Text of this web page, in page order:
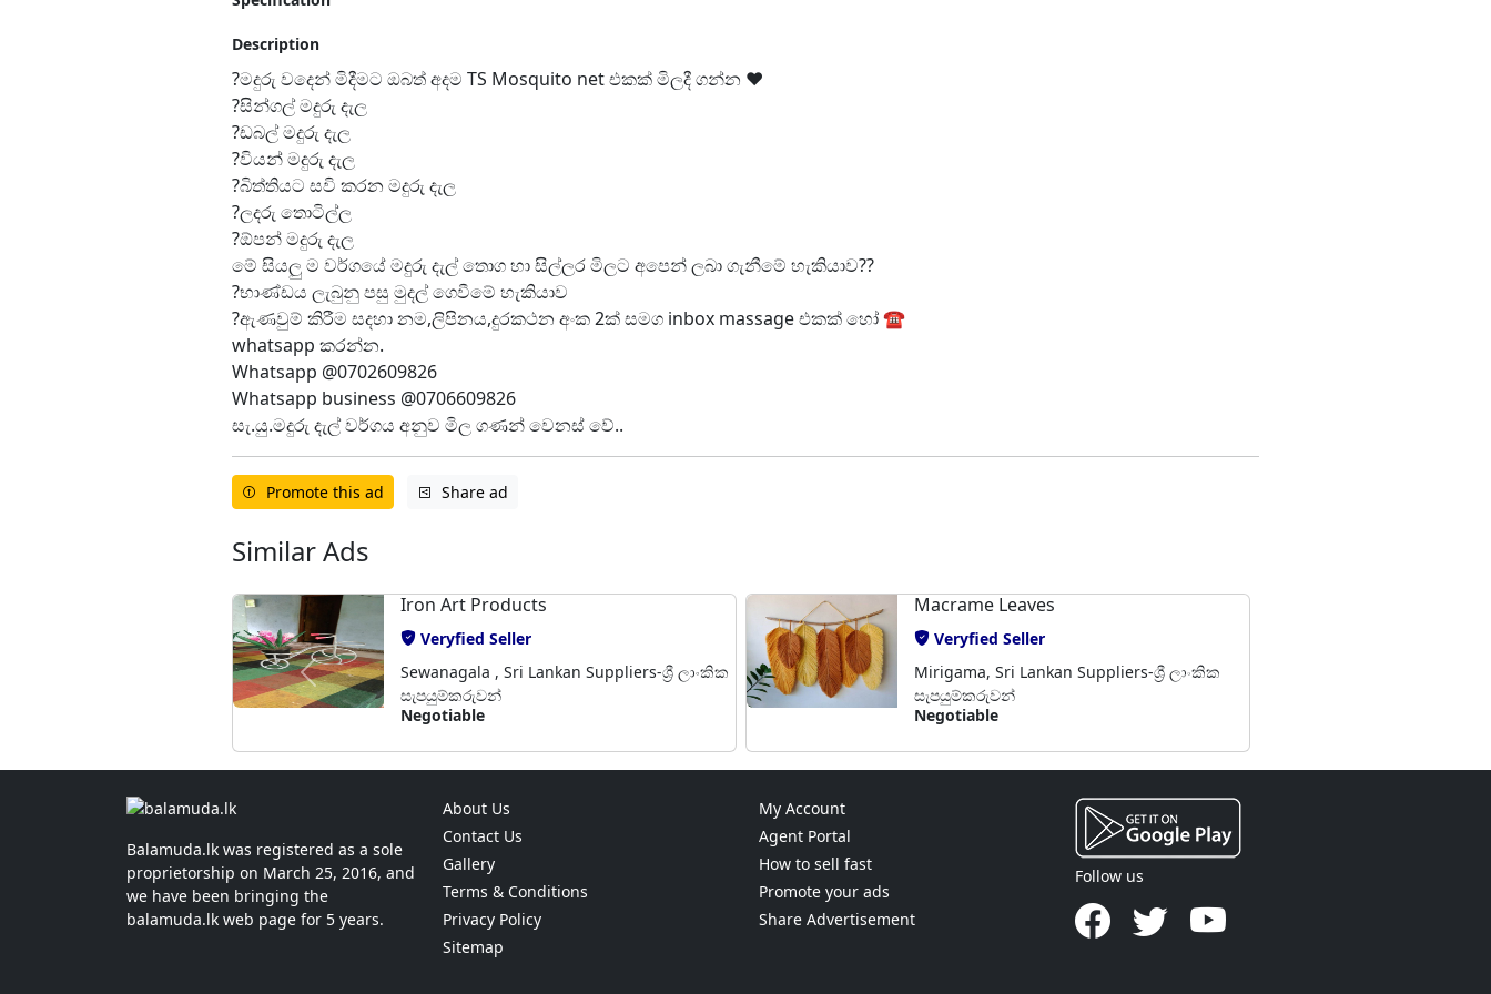
Description
?මදුරු වදෙන් මිදීමට ඔබත් අදම TS Mosquito net එකක් මිලදී ගන්න ❤
?සින්ගල් මදුරු දැල
?ඩබල් මදුරු දැල
?වියන් මදුරු දැල
?බිත්තියට සවි කරන මදුරු දැල
?ලදරු තොටිල්ල
?ඕපන් මදුරු දැල
මේ සියලු ම වර්ගයේ මදුරු දැල් තොග හා සිල්ලර මිලට අපෙන් ලබා ගැනීමේ හැකියාව??
?භාණ්ඩය ලැබුනු පසු මුදල් ගෙවීමේ හැකියාව
?ඇණවුම් කිරීම සදහා නම,ලිපිනය,දුරකථන අංක 2ක් සමග inbox massage එකක් හෝ ☎
whatsapp කරන්න.
Whatsapp @0702609826
Whatsapp business @0706609826
සැ.යු.මදුරු දැල් වර්ගය අනුව මිල ගණන් වෙනස් වේ..
Promote this ad Share ad
Similar Ads
Iron Art Products
Veryfied Seller
Sewanagala , Sri Lankan Suppliers-ශ්‍රී ලාංකික
සැපයුම්කරුවන්
Negotiable
Macrame Leaves
Veryfied Seller
Mirigama, Sri Lankan Suppliers-ශ්‍රී ලාංකික
සැපයුම්කරුවන්
Negotiable
Balamuda.lk was registered as a sole
proprietorship on March 25, 2016, and
we have been bringing the
balamuda.lk web page for 5 years.
About Us
Contact Us
Gallery
Terms & Conditions
Privacy Policy
Sitemap
My Account
Agent Portal
How to sell fast
Promote your ads
Share Advertisement
Follow us